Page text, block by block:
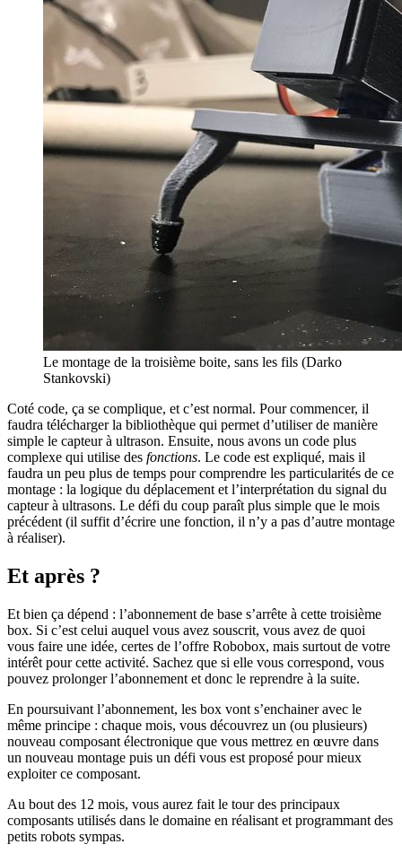
Le montage de la troisième boite, sans les fils (Darko
Stankovski)
Coté code, ça se complique, et c’est normal. Pour commencer, il
faudra télécharger la bibliothèque qui permet d’utiliser de manière
simple le capteur à ultrason. Ensuite, nous avons un code plus
complexe qui utilise des fonctions. Le code est expliqué, mais il
faudra un peu plus de temps pour comprendre les particularités de ce
montage : la logique du déplacement et l’interprétation du signal du
capteur à ultrasons. Le défi du coup paraît plus simple que le mois
précédent (il suffit d’écrire une fonction, il n’y a pas d’autre montage
à réaliser).
Et après ?
Et bien ça dépend : l’abonnement de base s’arrête à cette troisième
box. Si c’est celui auquel vous avez souscrit, vous avez de quoi
vous faire une idée, certes de l’offre Robobox, mais surtout de votre
intérêt pour cette activité. Sachez que si elle vous correspond, vous
pouvez prolonger l’abonnement et donc le reprendre à la suite.
En poursuivant l’abonnement, les box vont s’enchainer avec le
même principe : chaque mois, vous découvrez un (ou plusieurs)
nouveau composant électronique que vous mettrez en œuvre dans
un nouveau montage puis un défi vous est proposé pour mieux
exploiter ce composant.
Au bout des 12 mois, vous aurez fait le tour des principaux
composants utilisés dans le domaine en réalisant et programmant des
petits robots sympas.